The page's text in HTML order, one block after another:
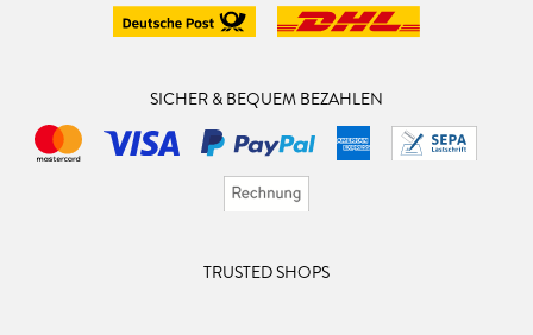
SICHER & BEQUEM BEZAHLEN
TRUSTED SHOPS